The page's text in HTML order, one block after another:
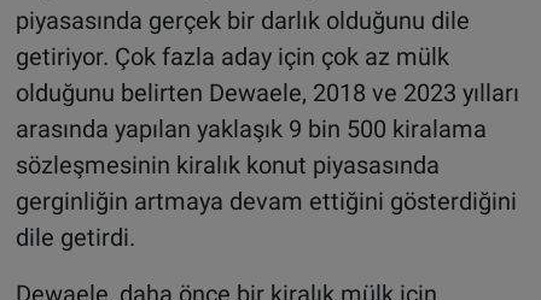
piyasasında gerçek bir darlık olduğunu dile
getiriyor. Çok fazla aday için çok az mülk
olduğunu belirten Dewaele, 2018 ve 2023 yılları
arasında yapılan yaklaşık 9 bin 500 kiralama
sözleşmesinin kiralık konut piyasasında
gerginliğin artmaya devam ettiğini gösterdiğini
dile getirdi.
Dewaele, daha önce bir kiralık mülk için